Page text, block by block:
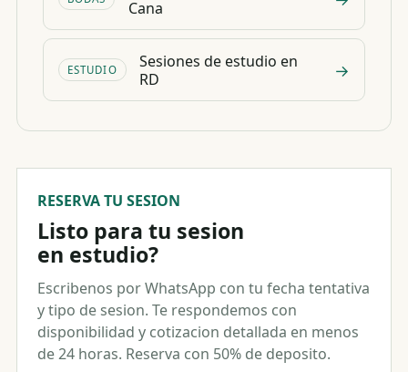
Cana
ESTUDIO
Sesiones de estudio en
RD
→
RESERVA TU SESION
Listo para tu sesion
en estudio?
Escribenos por WhatsApp con tu fecha tentativa
y tipo de sesion. Te respondemos con
disponibilidad y cotizacion detallada en menos
de 24 horas. Reserva con 50% de deposito.